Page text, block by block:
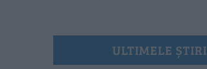
ULTIMELE ȘTIRI